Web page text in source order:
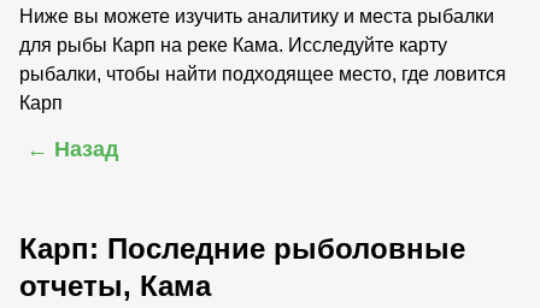
Ниже вы можете изучить аналитику и места рыбалки
для рыбы Карп на реке Кама. Исследуйте карту
рыбалки, чтобы найти подходящее место, где ловится
Карп
← Назад
Карп: Последние рыболовные
отчеты, Кама